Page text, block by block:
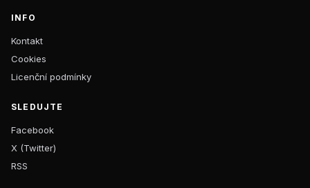
INFO
Kontakt
Cookies
Licenční podmínky
SLEDUJTE
Facebook
X (Twitter)
RSS